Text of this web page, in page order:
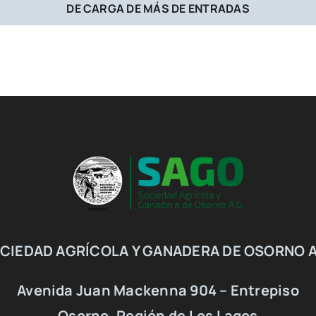
DE CARGA DE MÁS DE ENTRADAS
AGRÍCOLA Y GANADERA DE OSORNO
Avenida Juan Mackenna 904 – Entrepiso